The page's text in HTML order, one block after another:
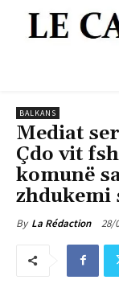
BALKANS
Mediat
Çdo vit
komunë
zhdukemi
By La Rédaction 28/